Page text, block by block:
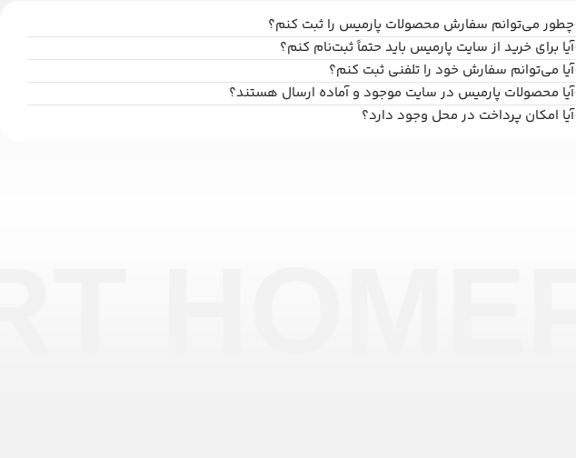
چطور می‌توانم سفارش محصولات پارمیس را ثبت کنم؟
آیا برای خرید از سایت پارمیس باید حتماً ثبت‌نام کنم؟
آیا می‌توانم سفارش خود را تلفنی ثبت کنم؟
آیا محصولات پارمیس در سایت موجود و آماده ارسال هستند؟
آیا امکان پرداخت در محل وجود دارد؟